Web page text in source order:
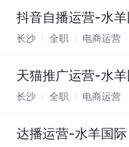
抖音自播运营-水
长沙 全职 电商运营
天猫推广运营-水
长沙 全职 电商运营
达播运营-水羊国际